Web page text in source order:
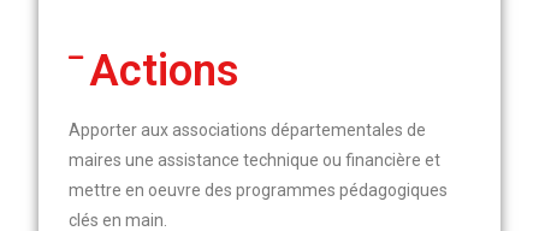
Actions
Apporter aux associations départementales de
maires une assistance technique ou financière et
mettre en oeuvre des programmes pédagogiques
clés en main